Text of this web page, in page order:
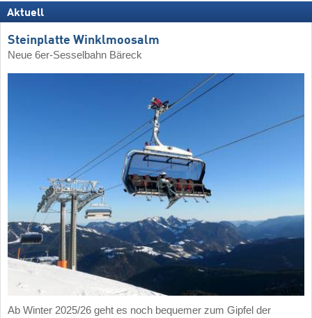
Aktuell
Steinplatte Winklmoosalm
Neue 6er-Sesselbahn Bäreck
Ab Winter 2025/26 geht es noch bequemer zum Gipfel der